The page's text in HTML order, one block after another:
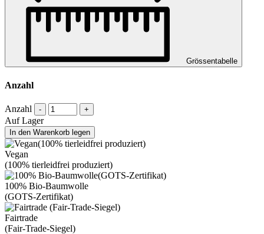
Grössentabelle
Anzahl
Anzahl - +
Auf Lager
In den Warenkorb legen
Vegan
(100% tierleidfrei produziert)
100% Bio-Baumwolle
(GOTS-Zertifikat)
Fairtrade
(Fair-Trade-Siegel)